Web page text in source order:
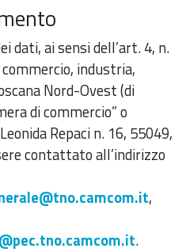
ai sensi dell’art. 4, n.
commercio, industria,
Nord-Ovest (di
di commercio” o
Repaci n. 16, 55049,
contattato all’indirizzo
,
.